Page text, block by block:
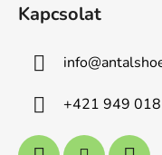
Kapcsolat
info@
+421 949